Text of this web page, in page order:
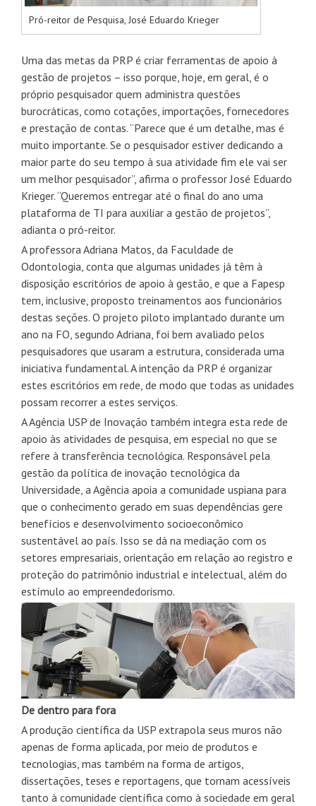
Pró-reitor de Pesquisa, José Eduardo Krieger
Uma das metas da PRP é criar ferramentas de apoio à
gestão de projetos – isso porque, hoje, em geral, é o
próprio pesquisador quem administra questões
burocráticas, como cotações, importações, fornecedores
e prestação de contas. “Parece que é um detalhe, mas é
muito importante. Se o pesquisador estiver dedicando a
maior parte do seu tempo à sua atividade fim ele vai ser
um melhor pesquisador”, afirma o professor José Eduardo
Krieger. “Queremos entregar até o final do ano uma
plataforma de TI para auxiliar a gestão de projetos”,
adianta o pró-reitor.
A professora Adriana Matos, da Faculdade de
Odontologia, conta que algumas unidades já têm à
disposição escritórios de apoio à gestão, e que a Fapesp
tem, inclusive, proposto treinamentos aos funcionários
destas seções. O projeto piloto implantado durante um
ano na FO, segundo Adriana, foi bem avaliado pelos
pesquisadores que usaram a estrutura, considerada uma
iniciativa fundamental. A intenção da PRP é organizar
estes escritórios em rede, de modo que todas as unidades
possam recorrer a estes serviços.
A Agência USP de Inovação também integra esta rede de
apoio às atividades de pesquisa, em especial no que se
refere à transferência tecnológica. Responsável pela
gestão da política de inovação tecnológica da
Universidade, a Agência apoia a comunidade uspiana para
que o conhecimento gerado em suas dependências gere
benefícios e desenvolvimento socioeconômico
sustentável ao país. Isso se dá na mediação com os
setores empresariais, orientação em relação ao registro e
proteção do patrimônio industrial e intelectual, além do
estímulo ao empreendedorismo.
De dentro para fora
A produção científica da USP extrapola seus muros não
apenas de forma aplicada, por meio de produtos e
tecnologias, mas também na forma de artigos,
dissertações, teses e reportagens, que tornam acessíveis
tanto à comunidade científica como à sociedade em geral